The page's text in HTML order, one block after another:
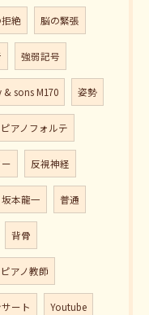
絶 脳の緊張
強弱記号
& sons M170 姿勢
ピアノフォルテ
反視神経
坂本龍一 普通
背骨
ピアノ教師
ート Youtube